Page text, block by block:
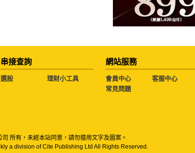
串接查詢
選股 理財小工具
網站服務
會員中心
客服中心
常見問題
所有，未經本站同意，請勿擅用文字及圖案。
a division of Cite Publishing Ltd All Rights Reserved.